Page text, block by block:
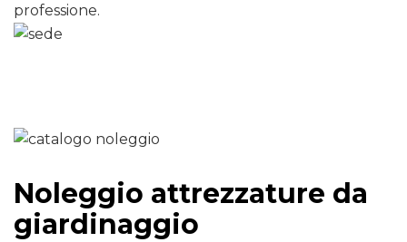
professione.
Noleggio attrezzature da
giardinaggio